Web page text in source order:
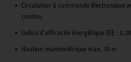
Circulateur à commande électronique
continu
Indice d’efficacité énergétique IEE : 0,20
Hauteur manométrique max. 10 m